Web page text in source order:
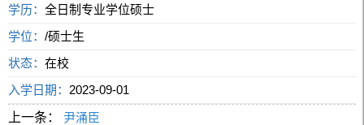
学历：全日制专业学位硕士
学位：/硕士生
状态：在校
入学日期： 2023-09-01
上一条：
尹涌臣